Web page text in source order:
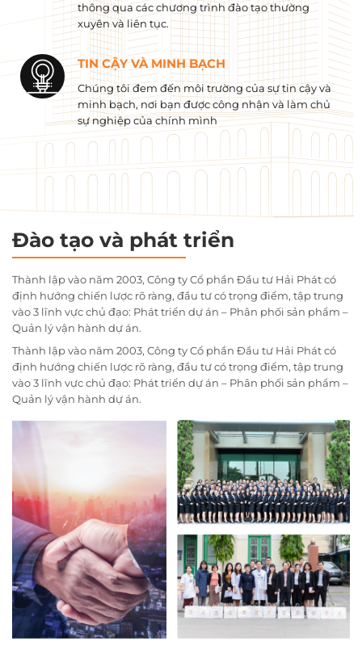
thông qua các chương trình đào tạo thường
xuyên và liên tục.
TIN CẬY VÀ MINH BẠCH
Chúng tôi đem đến môi trường của sự tin cậy và
minh bạch, nơi bạn được công nhận và làm chủ
sự nghiệp của chính mình
Đào tạo và phát triển
Thành lập vào năm 2003, Công ty Cổ phần Đầu tư Hải Phát có
định hướng chiến lược rõ ràng, đầu tư có trọng điểm, tập trung
vào 3 lĩnh vực chủ đạo: Phát triển dự án – Phân phối sản phẩm –
Quản lý vận hành dự án.
Thành lập vào năm 2003, Công ty Cổ phần Đầu tư Hải Phát có
định hướng chiến lược rõ ràng, đầu tư có trọng điểm, tập trung
vào 3 lĩnh vực chủ đạo: Phát triển dự án – Phân phối sản phẩm –
Quản lý vận hành dự án.